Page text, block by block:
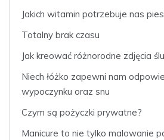
Jakich witamin potrzebuje nas
Totalny brak czasu
Jak kreować różnorodne zdjęcia
Niech łóżko zapewni nam
wypoczynku oraz snu
Czym są pożyczki prywatne?
Manicure to nie tylko malowanie